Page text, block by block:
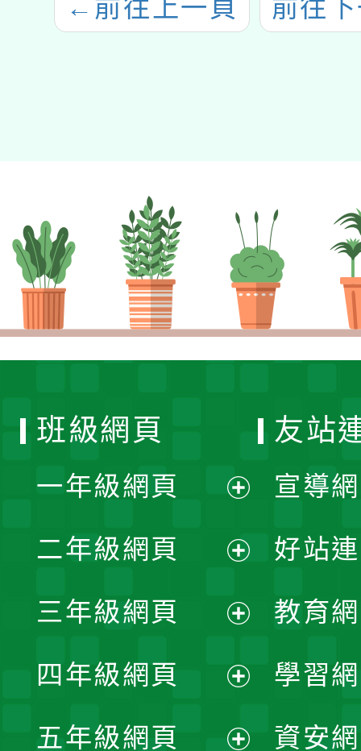
← 前往上一頁 前往
班級網頁
一年級網頁
開
選
單
二年級網頁
開
選
單
三年級網頁
開
選
四年級網頁
五年級網頁
友站
宣導
好站
教育
學習
資安